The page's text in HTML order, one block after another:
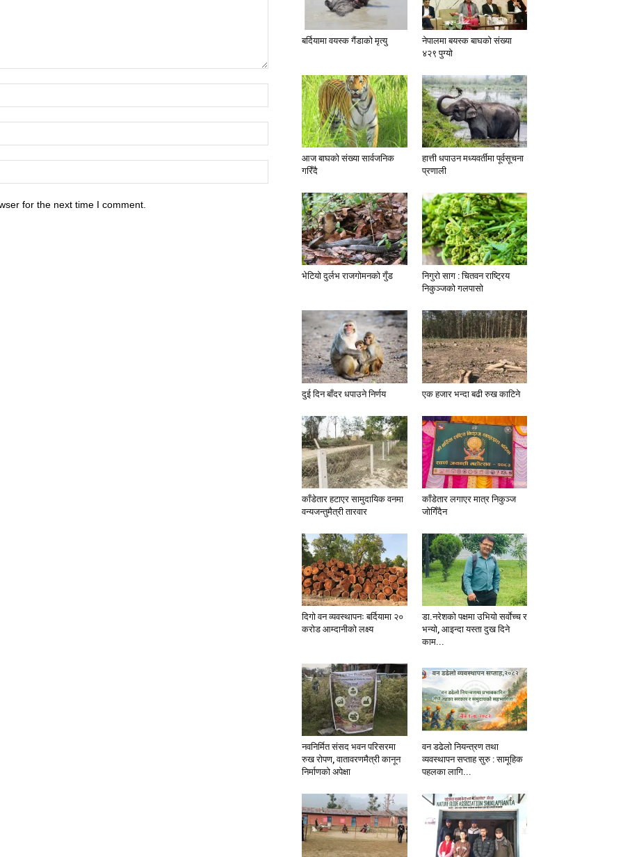
for the next time I comment.
बर्दियामा वयस्क गैंडाको मृत्यु
नेपालमा बयस्क बाघको संख्या
४२९ पुग्यो
आज बाघको संख्या सार्वजनिक
गरिँदै
हात्ती धपाउन मध्यवर्तीमा पूर्वसूचना
प्रणाली
भेटियो दुर्लभ राजगोमनको गुँड
निगुरो साग : चितवन राष्ट्रिय
निकुञ्जको गलपासो
दुई दिन बाँदर धपाउने निर्णय एक हजार भन्दा बढी रुख काटिने
काँडेतार हटाएर सामुदायिक वनमा
वन्यजन्तुमैत्री तारवार
काँडेतार लगाएर मात्र निकुञ्ज
जोगिँदैन
दिगो वन व्यवस्थापनः बर्दियामा २०
करोड आम्दानीको लक्ष्य
डा.नरेशको पक्षमा उभियो सर्वाेच्च र
भन्यो, आइन्दा यस्ता दुख दिने
काम...
नवनिर्मित संसद भवन परिसरमा
रुख रोपण, वातावरणमैत्री कानून
निर्माणको अपेक्षा
वन डढेलो नियन्त्रण तथा
व्यवस्थापन सप्ताह सुरु : सामूहिक
पहलका लागि...